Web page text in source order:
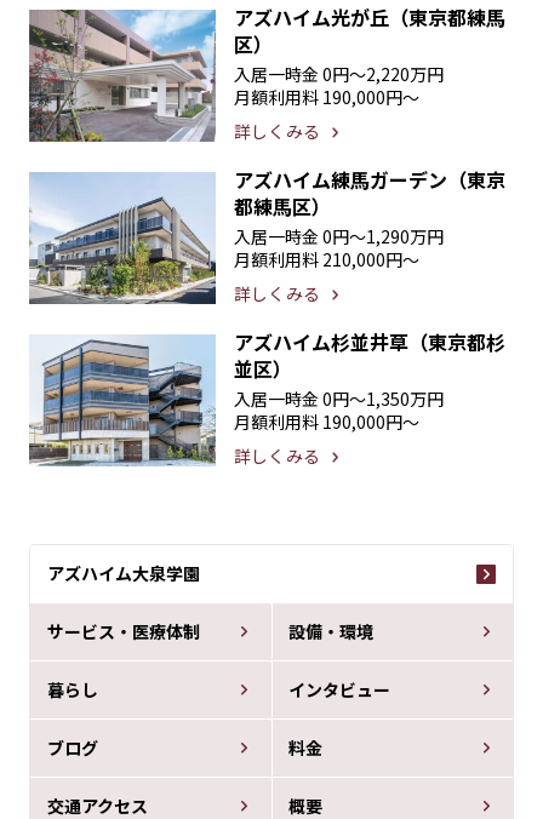
アズハイム大泉学園
サービス・医療体制 設備・環境
暮らし インタビュー
ブログ 料金
交通アクセス 概要
アズハイム光が丘（東京都練馬
区）
入居一時金 0円〜2,220万円
月額利用料 190,000円〜
詳しくみる
アズハイム練馬ガーデン（東京
都練馬区）
入居一時金 0円〜1,290万円
月額利用料 210,000円〜
詳しくみる
アズハイム杉並井草（東京都杉
並区）
入居一時金 0円〜1,350万円
月額利用料 190,000円〜
詳しくみる